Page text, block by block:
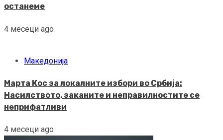
останеме
4 месеци ago
Македонија
Марта Кос за локалните избори во Србија:
Насилството, заканите и неправилностите се
неприфатливи
4 месеци ago